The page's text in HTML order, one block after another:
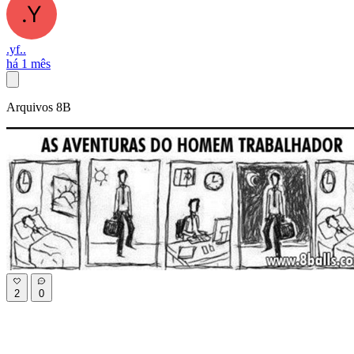
.yf..
há 1 mês
Arquivos 8B
2 0